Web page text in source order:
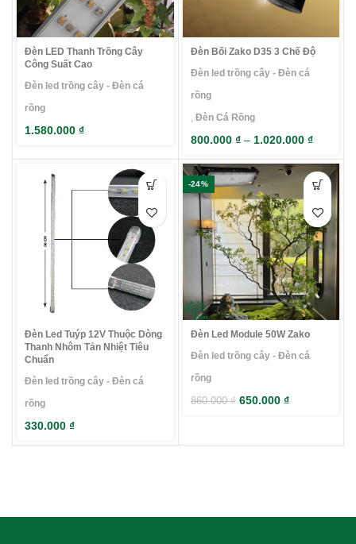
Đèn LED Thanh Trồng Cây
Công Suất Cao
Đèn led trồng cây - Đèn cá
rồng
1.580.000 ₫
Đèn Bối Zako D35 3 Chế Độ
Đèn led trồng cây - Đèn cá
rồng
Đèn Cá Rồng
800.000 ₫– 1.020.000 ₫
Đèn Led Tuýp 12V Thuộc Dòng
Thanh Nhôm Tản Nhiệt Tiêu
Chuẩn
Đèn led trồng cây - Đèn cá
rồng
330.000 ₫
-24%
Đèn Led Module 50W Zako
Đèn led trồng cây - Đèn cá
rồng
860.000₫ 650.000 ₫